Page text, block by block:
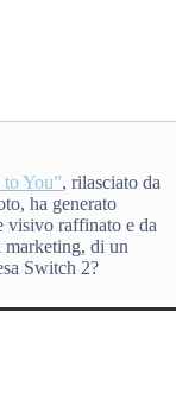
to You”, rilasciato da
ha generato
visivo raffinato e da
marketing, di un
Switch 2?